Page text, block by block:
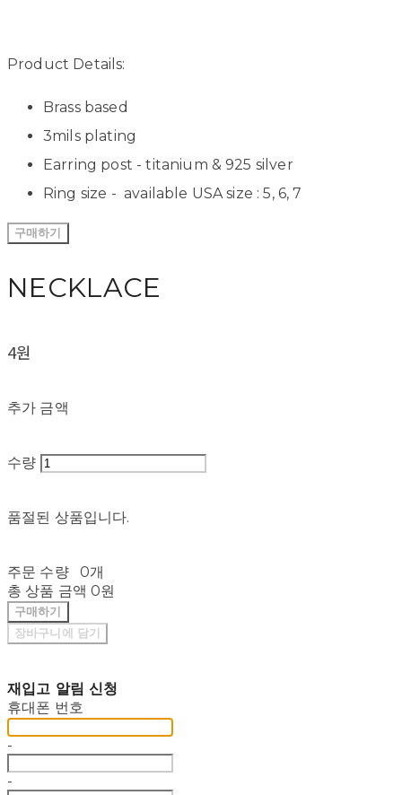
Product Details:
Brass based
3mils plating
Earring post - titanium & 925 silver
Ring size - available USA size : 5, 6, 7
구매하기
NECKLACE
4원
추가 금액
수량
품절된 상품입니다.
주문 수량
0개
총 상품 금액 0원
구매하기
장바구니에 담기
재입고 알림 신청
휴대폰 번호
-
-